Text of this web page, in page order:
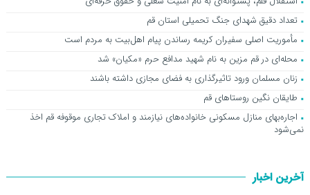
تعداد دقیق شهدای جنگ تحمیلی استان قم
مأموریت اصلی سفیران کریمه رساندن پیام اهل‌بیت به مردم است
محله‌ای در قم مزین به نام شهید مدافع حرم «مکیان» شد
زنان مسلمان ورود تاثیرگذاری به فضای مجازی داشته باشند
طایقان نگین روستاهای قم
اجاره‌بهای منازل مسکونی خانواده‌های نیازمند و املاک تجاری موقوفه قم اخذ
نمی‌شود
آخرین اخبار